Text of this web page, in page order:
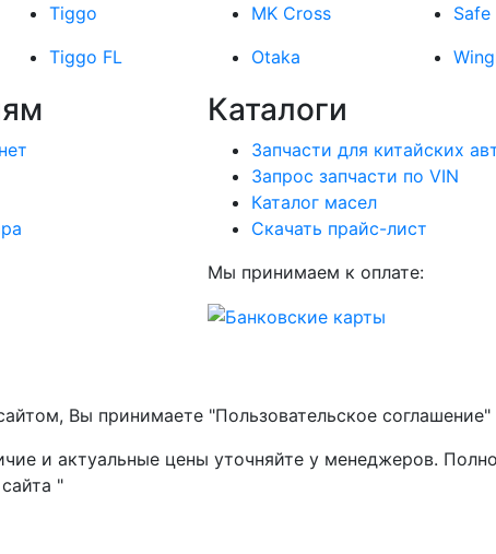
Tiggo
Tiggo FL
MK Cross
Otaka
Safe
Каталоги
Запчасти для китайских
Запрос запчасти по VIN
Каталог масел
Скачать прайс-лист
Мы принимаем к оплате:
Вы принимаете "Пользовательское
и актуальные цены уточняйте у менеджеров.
"